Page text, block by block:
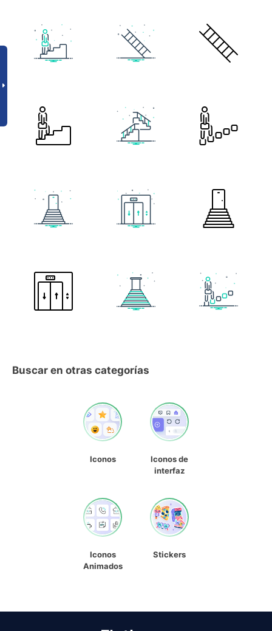
Buscar en otras categorías
Iconos
Iconos de
interfaz
Iconos
Animados
Stickers